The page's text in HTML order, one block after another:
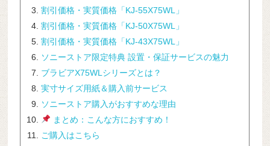
割引価格・実質価格「KJ-55X75WL」
割引価格・実質価格「KJ-50X75WL」
割引価格・実質価格「KJ-43X75WL」
ソニーストア限定特典設置・保証サービスの魅力
ブラビアX75WLシリーズとは？
実寸サイズ用紙＆購入前サービス
ソニーストア購入がおすすめな理由
まとめ：こんな方におすすめ！
ご購入はこちら